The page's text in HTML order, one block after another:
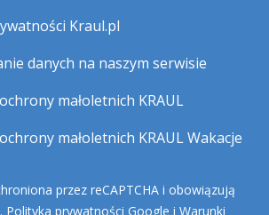
Kraul.pl
danych na naszym serwisie
małoletnich KRAUL
małoletnich KRAUL Wakacje
przez reCAPTCHA i obowiązują
Polityka prywatności Google i Warunki